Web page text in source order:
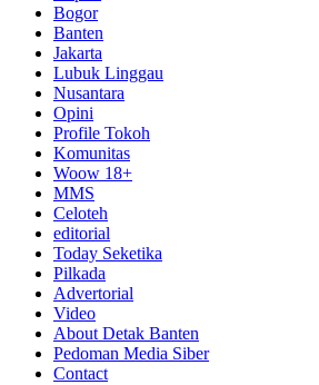
Bogor
Banten
Jakarta
Lubuk Linggau
Nusantara
Opini
Profile Tokoh
Komunitas
Woow 18+
MMS
Celoteh
editorial
Today Seketika
Pilkada
Advertorial
Video
About Detak Banten
Pedoman Media Siber
Contact